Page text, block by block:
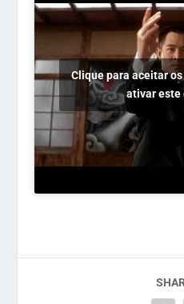
Clique para aceitar
ativar este